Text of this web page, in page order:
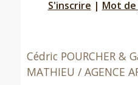
S'inscrire | Mot de
Cédric POURCHER &
MATHIEU / AGENCE